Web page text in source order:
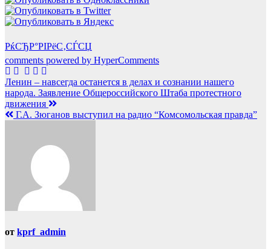
РќСЂР°РІРёС‚СЃСЏ
comments powered by HyperComments
Навигация
по
записям
Ленин – навсегда останется в делах и сознании нашего
народа. Заявление Общероссийского Штаба протестного
движения
Г.А. Зюганов выступил на радио “Комсомольская правда”
от kprf_admin